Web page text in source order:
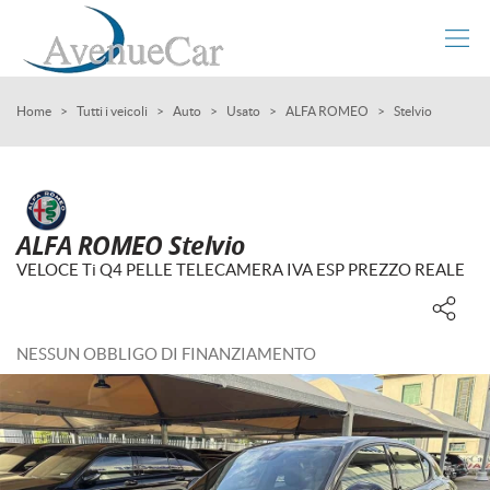
HOME
AZIENDA
I NOSTRI SERVIZI
ASSISTENZA
DICONO DI NOI
Home > Tutti i veicoli > Auto > Usato > ALFA ROMEO > Stelvio
ALFA ROMEO Stelvio
VELOCE Ti Q4 PELLE TELECAMERA IVA ESP PREZZO REALE
NESSUN OBBLIGO DI FINANZIAMENTO
tue
preferenze
seguente
pannello
ti
consente
di
tue
preferenze
consenso
alle
tecnologie
di